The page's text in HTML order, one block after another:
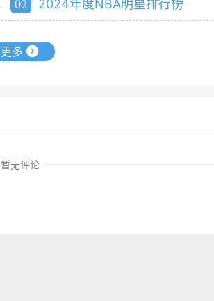
2024年度NBA明星排行榜
更多
暂无评论